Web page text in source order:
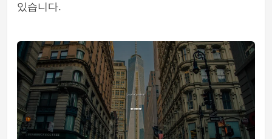
있습니다.